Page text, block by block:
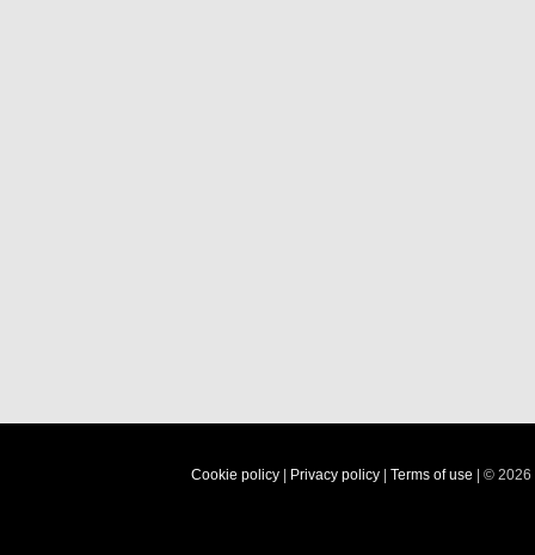
Cookie policy Privacy policy Terms of use | © 2026